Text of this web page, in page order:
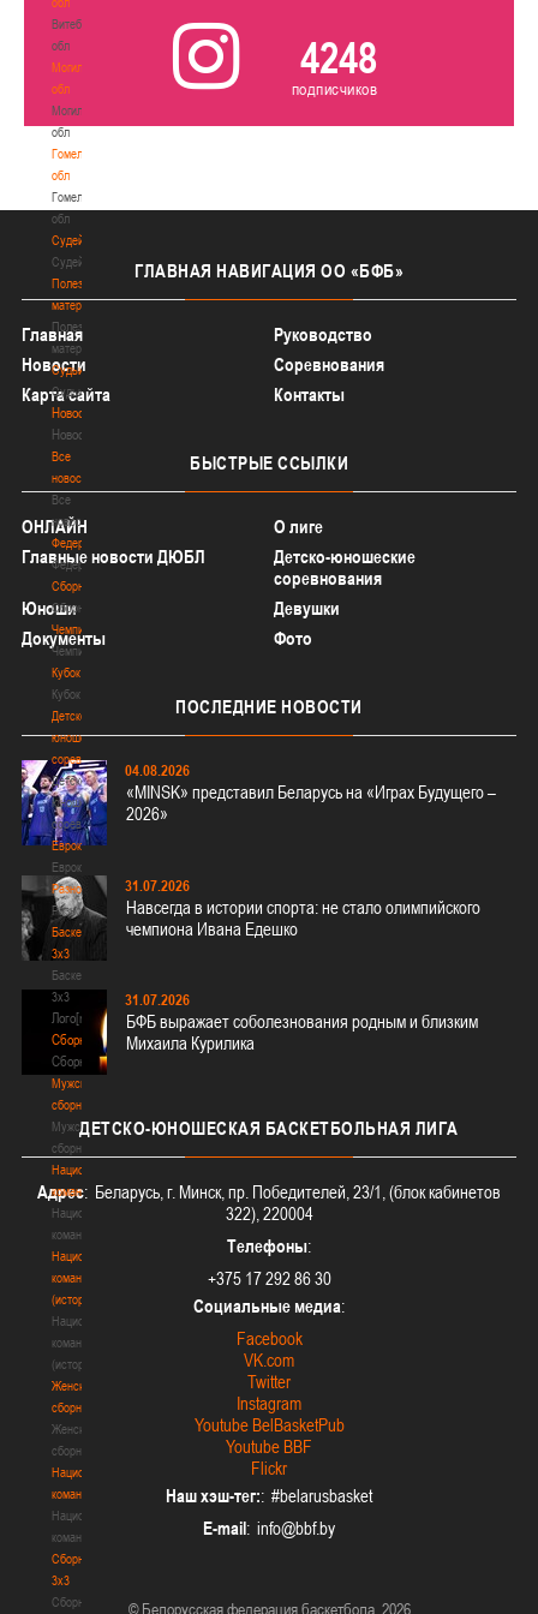
Витебская
обл
Могилевская
обл
Могилевская
обл
Гомельская
обл
Гомельская
обл
Судейство
Судейство
Полезные
материалы
Полезные
материалы
Судьи
Судьи
Новости
Новости
Все
новости
Все
новости
Федерация
Федерация
Сборные
Сборные
Чемпионат
Чемпионат
Кубок
Кубок
Детско-
юношеские
соревнования
Детско-
юношеские
соревнования
Еврокубки
Еврокубки
Разное
Разное
Баскетбол
3х3
Баскетбол
3х3
Лого[modid=121]
Сборные
Сборные
Мужские
сборные
Мужские
сборные
Национальная
команда
Национальная
команда
Национальная
команда
(история)
Национальная
команда
(история)
Женские
сборные
Женские
сборные
Национальная
команда
Национальная
команда
Сборные
3х3
Сборные
4248
подписчиков
ГЛАВНАЯ НАВИГАЦИЯ ОО «БФБ»
Главная
Руководство
Новости
Соревнования
Карта сайта
Контакты
БЫСТРЫЕ ССЫЛКИ
ОНЛАЙН
О лиге
Главные новости ДЮБЛ
Детско-юношеские
соревнования
Юноши
Девушки
Документы
Фото
ПОСЛЕДНИЕ НОВОСТИ
04.08.2026
«MINSK» представил Беларусь на «Играх Будущего –
2026»
31.07.2026
Навсегда в истории спорта: не стало олимпийского
чемпиона Ивана Едешко
31.07.2026
БФБ выражает соболезнования родным и близким
Михаила Курилика
ДЕТСКО-ЮНОШЕСКАЯ БАСКЕТБОЛЬНАЯ ЛИГА
Адрес: Беларусь, г. Минск, пр. Победителей, 23/1, (блок кабинетов
322), 220004
Телефоны:
+375 17 292 86 30
Социальные медиа:
Facebook
VK.com
Twitter
Instagram
Youtube BelBasketPub
Youtube BBF
Flickr
Наш хэш-тег:: #belarusbasket
E-mail:
© Белорусская федерация баскетбола, 2026